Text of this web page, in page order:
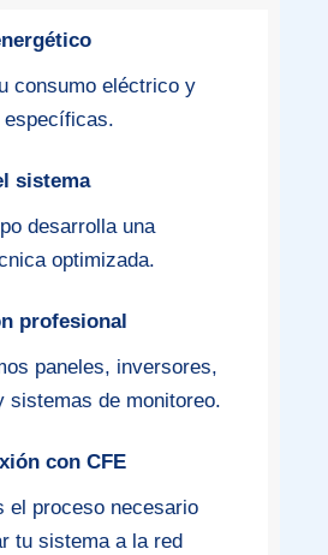
consumo eléctrico y
específicas.
sistema
desarrolla una
optimizada.
profesional
paneles, inversores,
sistemas de monitoreo.
con CFE
el proceso necesario
tu sistema a la red